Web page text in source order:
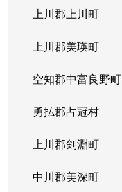
上川郡上川町
上川郡美瑛町
空知郡中富良野町
勇払郡占冠村
上川郡剣淵町
中川郡美深町